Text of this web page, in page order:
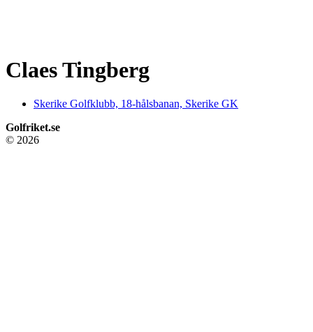
Claes Tingberg
Skerike Golfklubb, 18-hålsbanan, Skerike GK
Golfriket.se
© 2026